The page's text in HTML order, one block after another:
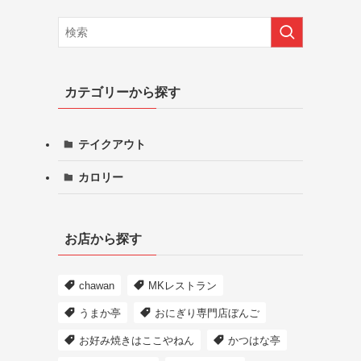
カテゴリーから探す
テイクアウト
カロリー
お店から探す
chawan MKレストラン
うまか亭 おにぎり専門店ぼんご
お好み焼きはここやねん かつはな亭